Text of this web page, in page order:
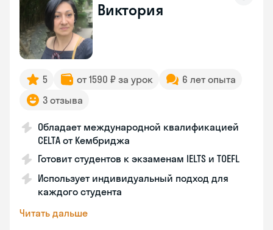
Виктория
5 от 1590 ₽ за урок
6 лет опыта
3 отзыва
Обладает международной квалификацией
CELTA от Кембриджа
Готовит студентов к экзаменам IELTS и TOEFL
Использует индивидуальный подход для
каждого студента
Читать дальше